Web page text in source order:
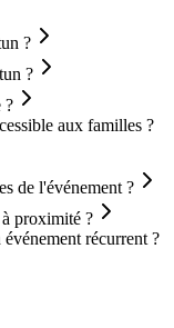
?
?
?
aux familles ?
de l'événement ?
proximité ?
récurrent ?